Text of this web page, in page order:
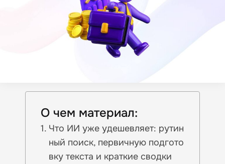
О чем материал:
Что ИИ уже удешевляет: рутин
ный поиск, первичную подгото
вку текста и краткие сводки